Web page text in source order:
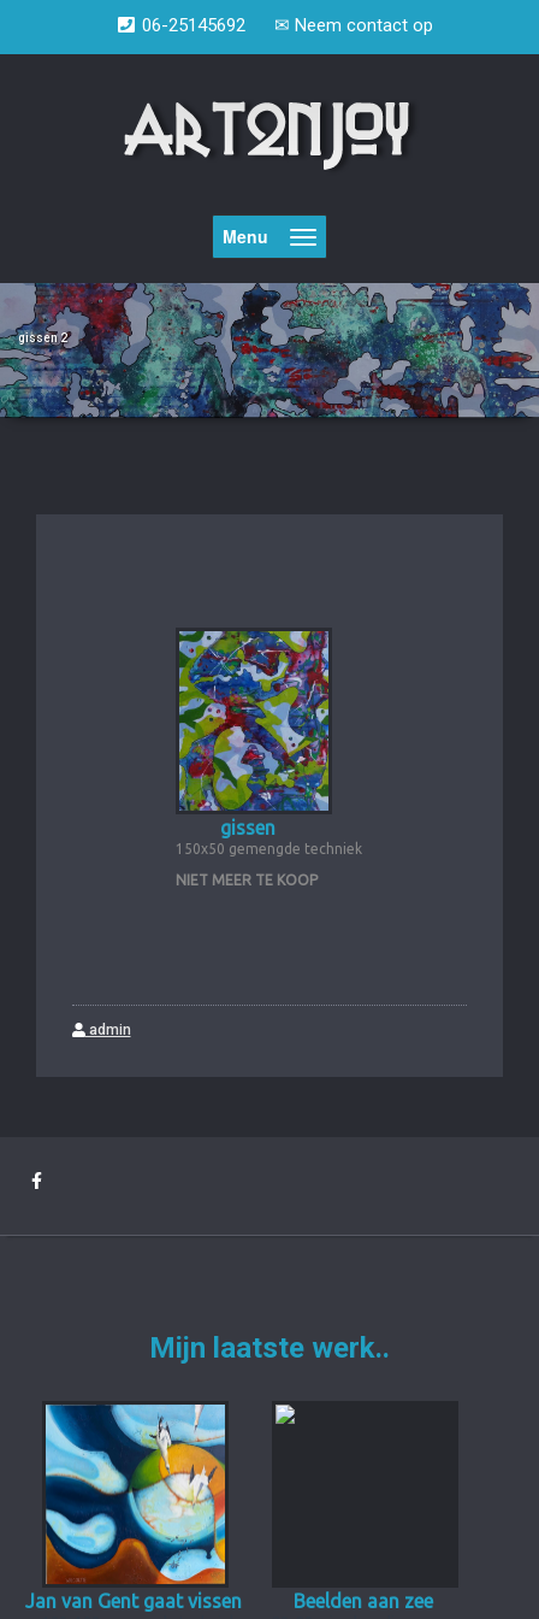
inhoud
06-25145692 ✉ Neem contact op
Menu
gissen 2
gissen
150x50 gemengde techniek
NIET MEER TE KOOP
admin
Mijn laatste werk..
Jan van Gent gaat vissen Beelden aan zee